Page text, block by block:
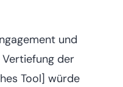
und
der
Tool] würde